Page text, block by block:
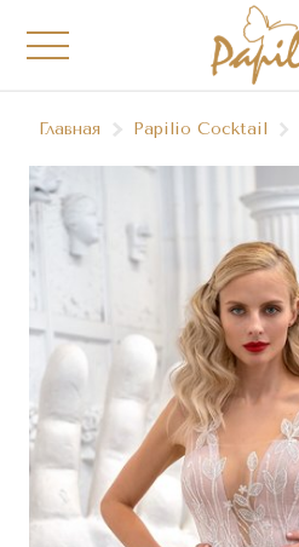
Главная Papilio Сocktail